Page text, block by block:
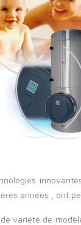
années , ont
variété de